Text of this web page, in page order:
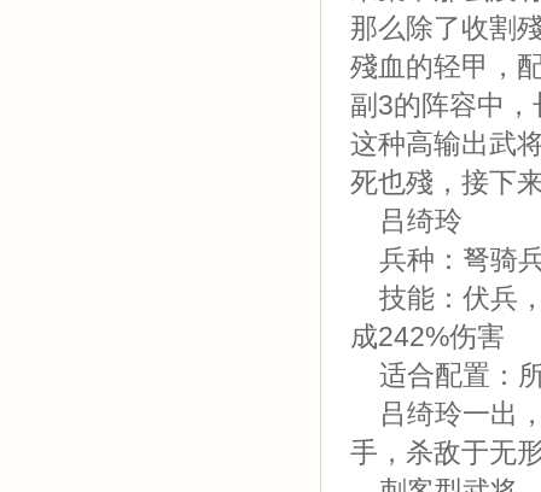
那么除了收割
殘血的轻甲，
副3的阵容中
这种高输出武
死也殘，接下
吕绮玲
兵种：弩骑
技能：伏兵
成242%伤害
适合配置：
吕绮玲一出
手，杀敌于无